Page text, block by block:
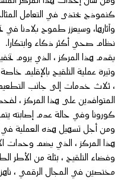
وآثارها، وسيعزز طموح بلادنا
نظام صحي أكثر ذكاء وابتكارا.
يقدم هذا المركز ، الذي يروم
وتيرة عملية التلقيح بالإقليم
، ثلاث خدمات إلى جانب
المتوافدين على هذا المركز ،
كورونا وفي حالة عدم إصابته
ومن أجل تسهيل هذه العملية
هذا المركز ، الذي يضم وحدات
وفضاء التلقيح ، بثلة من الأطر
مختصين في المجال الرقمي ،